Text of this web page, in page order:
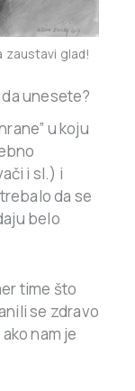
zaustavi glad!
unesete?
u koju
i sl.) i
da se
belo
time što
se zdravo
nam je